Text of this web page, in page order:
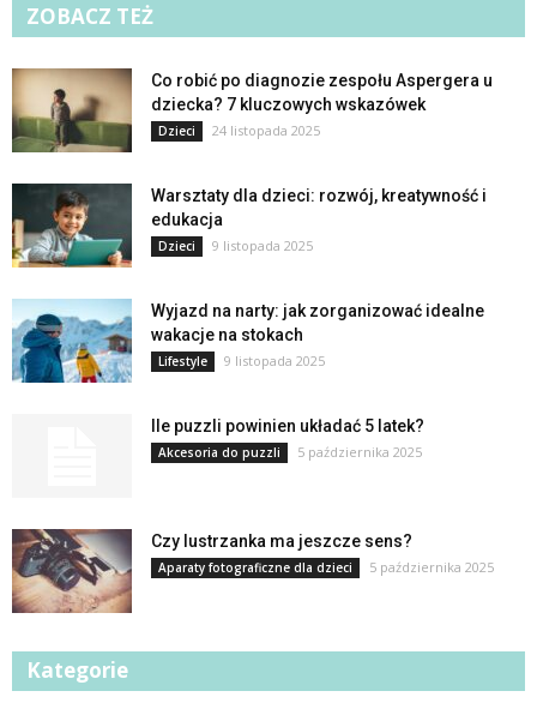
ZOBACZ TEŻ
Co robić po diagnozie zespołu Aspergera u
dziecka? 7 kluczowych wskazówek
Dzieci 24 listopada 2025
Warsztaty dla dzieci: rozwój, kreatywność i
edukacja
Dzieci 9 listopada 2025
Wyjazd na narty: jak zorganizować idealne
wakacje na stokach
Lifestyle 9 listopada 2025
Ile puzzli powinien układać 5 latek?
Akcesoria do puzzli 5 października 2025
Czy lustrzanka ma jeszcze sens?
Aparaty fotograficzne dla dzieci 5 października 2025
Kategorie